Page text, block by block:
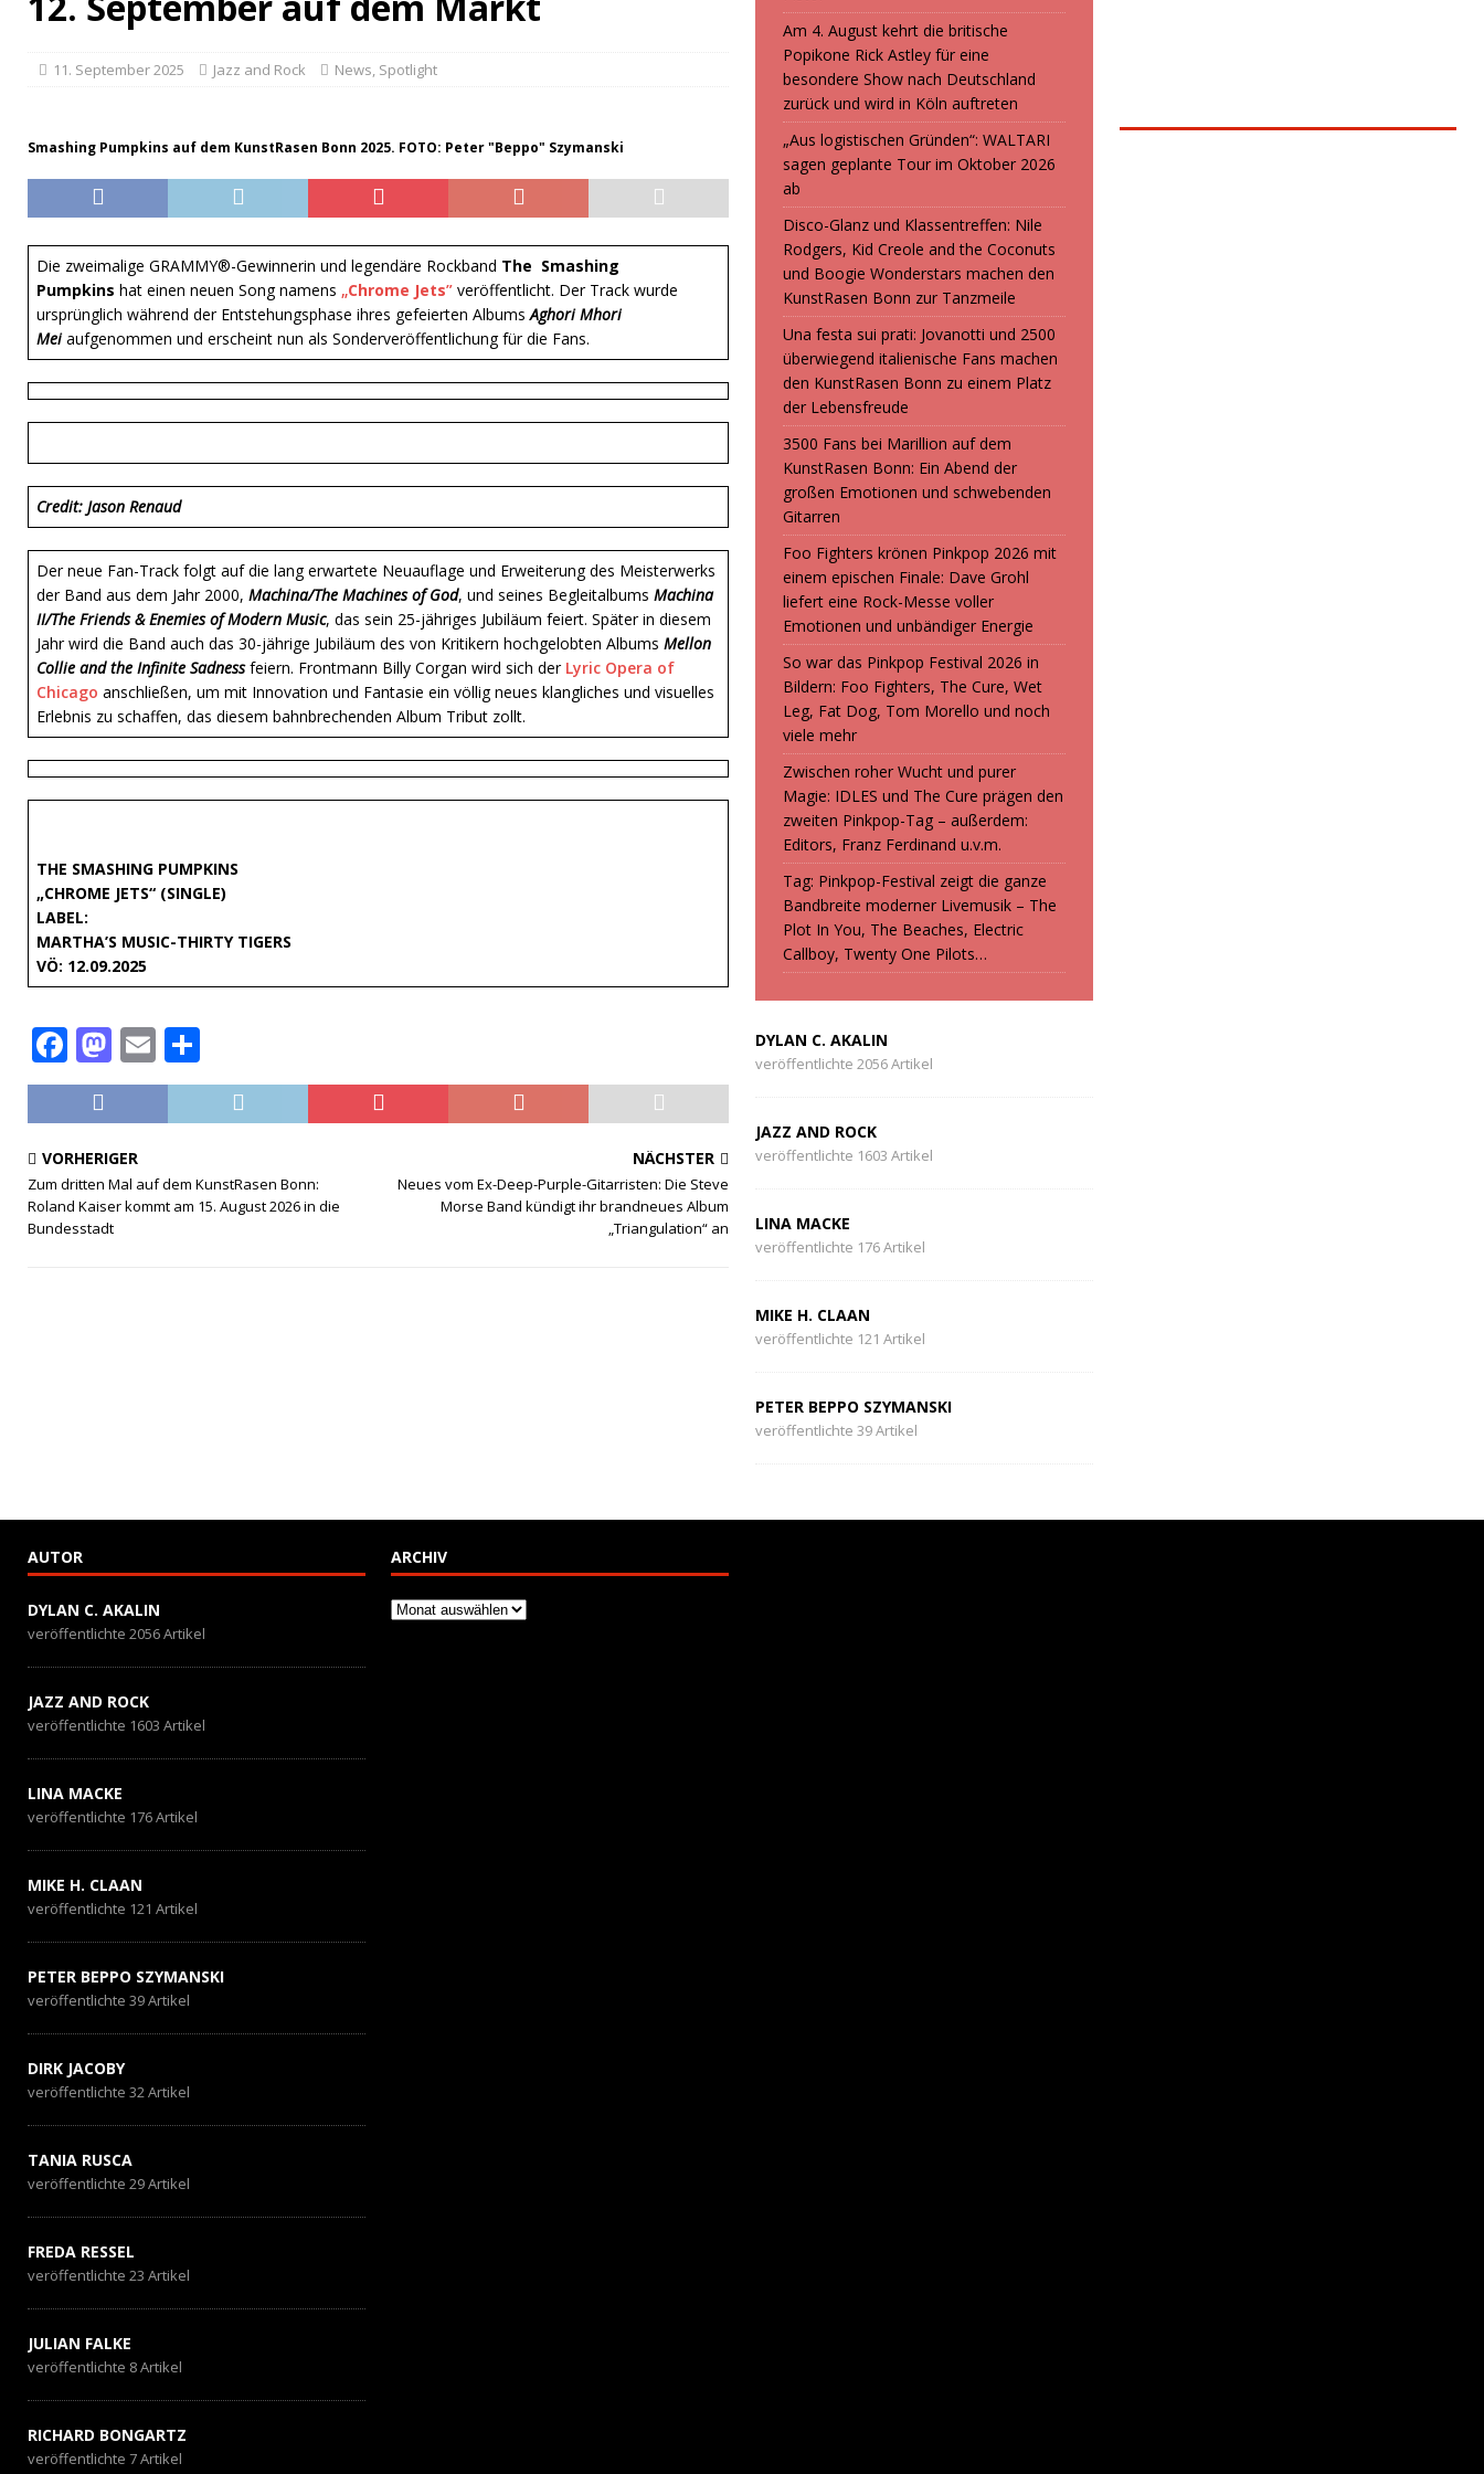
11. September 2025 Jazz and Rock News, Spotlight
Smashing Pumpkins auf dem KunstRasen Bonn 2025. FOTO: Peter "Beppo" Szymanski
Die zweimalige GRAMMY®-Gewinnerin und legendäre Rockband The Smashing
Pumpkins hat einen neuen Song namens „Chrome Jets” veröffentlicht. Der Track wurde
ursprünglich während der Entstehungsphase ihres gefeierten AlbumsAghori Mhori
Meiaufgenommen und erscheint nun als Sonderveröffentlichung für die Fans.
Credit: Jason Renaud
Der neue Fan-Track folgt auf die lang erwartete Neuauflage und Erweiterung des Meisterwerks
der Band aus dem Jahr 2000, Machina/The Machines of God, und seines Begleitalbums Machina
II/The Friends & Enemies of Modern Music, das sein 25-jähriges Jubiläum feiert. Später in diesem
Jahr wird die Band auch das 30-jährige Jubiläum des von Kritikern hochgelobten Albums Mellon
Collie and the Infinite Sadnessfeiern. Frontmann Billy Corgan wird sich der Lyric Opera of
Chicago anschließen, um mit Innovation und Fantasie ein völlig neues klangliches und visuelles
Erlebnis zu schaffen, das diesem bahnbrechenden Album Tribut zollt.
THE SMASHING PUMPKINS
„CHROME JETS“ (SINGLE)
LABEL:
MARTHA’S MUSIC-THIRTY TIGERS
VÖ: 12.09.2025
F
a
c
e
b
o
M
a
st
o
d
o
E
m
ai
ei
le
VORHERIGER
Zum dritten Mal auf dem KunstRasen Bonn:
Roland Kaiser kommt am 15. August 2026 in die
Bundesstadt
NÄCHSTER
Neues vom Ex-Deep-Purple-Gitarristen: Die Steve
Morse Band kündigt ihr brandneues Album
„Triangulation“ an
Am 4. August kehrt die britische
Popikone Rick Astley für eine
besondere Show nach Deutschland
zurück und wird in Köln auftreten
„Aus logistischen Gründen“: WALTARI
sagen geplante Tour im Oktober 2026
ab
Disco-Glanz und Klassentreffen: Nile
Rodgers, Kid Creole and the Coconuts
und Boogie Wonderstars machen den
KunstRasen Bonn zur Tanzmeile
Una festa sui prati: Jovanotti und 2500
überwiegend italienische Fans machen
den KunstRasen Bonn zu einem Platz
der Lebensfreude
3500 Fans bei Marillion auf dem
KunstRasen Bonn: Ein Abend der
großen Emotionen und schwebenden
Gitarren
Foo Fighters krönen Pinkpop 2026 mit
einem epischen Finale: Dave Grohl
liefert eine Rock-Messe voller
Emotionen und unbändiger Energie
So war das Pinkpop Festival 2026 in
Bildern: Foo Fighters, The Cure, Wet
Leg, Fat Dog, Tom Morello und noch
viele mehr
Zwischen roher Wucht und purer
Magie: IDLES und The Cure prägen den
zweiten Pinkpop-Tag – außerdem:
Editors, Franz Ferdinand u.v.m.
Tag: Pinkpop-Festival zeigt die ganze
Bandbreite moderner Livemusik – The
Plot In You, The Beaches, Electric
Callboy, Twenty One Pilots…
DYLAN C. AKALIN
veröffentlichte 2056 Artikel
JAZZ AND ROCK
veröffentlichte 1603 Artikel
LINA MACKE
veröffentlichte 176 Artikel
MIKE H. CLAAN
veröffentlichte 121 Artikel
PETER BEPPO SZYMANSKI
veröffentlichte 39 Artikel
AUTOR
DYLAN C. AKALIN
veröffentlichte 2056 Artikel
JAZZ AND ROCK
veröffentlichte 1603 Artikel
LINA MACKE
veröffentlichte 176 Artikel
MIKE H. CLAAN
veröffentlichte 121 Artikel
PETER BEPPO SZYMANSKI
veröffentlichte 39 Artikel
DIRK JACOBY
veröffentlichte 32 Artikel
TANIA RUSCA
veröffentlichte 29 Artikel
FREDA RESSEL
veröffentlichte 23 Artikel
JULIAN FALKE
veröffentlichte 8 Artikel
RICHARD BONGARTZ
veröffentlichte 7 Artikel
ARCHIV
Archiv